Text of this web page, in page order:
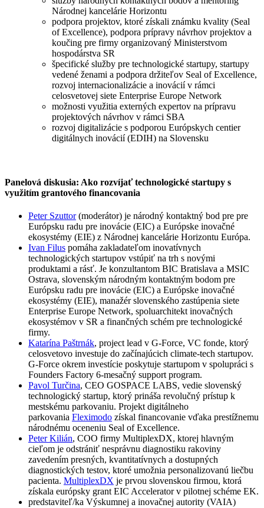
Národnej kancelárie Horizontu
podpora projektov, ktoré získali známku kvality (Seal
of Excellence), podpora prípravy návrhov projektov a
koučing pre firmy organizovaný Ministerstvom
hospodárstva SR
špecifické služby pre technologické startupy, startupy
vedené ženami a podpora držiteľov Seal of Excellence,
rozvoj internacionalizácie a inovácií v rámci
celosvetovej siete Enterprise Europe Network
možnosti využitia externých expertov na prípravu
projektových návrhov v rámci SBA
rozvoj digitalizácie s podporou Európskych centier
digitálnych inovácií (EDIH) na Slovensku
Panelová diskusia: Ako rozvíjať technologické startupy s
využitím grantového financovania
Peter Szuttor(moderátor) je národný kontaktný bod pre pre
Európsku radu pre inovácie (EIC) a Európske inovačné
ekosystémy (EIE) z Národnej kancelárie Horizontu Európa.
Ivan Filus pomáha zakladateľom inovatívnych
technologických startupov vstúpiť na trh s novými
produktami a rásť. Je konzultantom BIC Bratislava a MSIC
Ostrava, slovenským národným kontaktným bodom pre
Európsku radu pre inovácie (EIC) a Európske inovačné
ekosystémy (EIE), manažér slovenského zastúpenia siete
Enterprise Europe Network, spoluarchitekt inovačných
ekosystémov v SR a finančných schém pre technologické
firmy.
Katarína Paštrnák, project lead v G-Force, VC fonde, ktorý
celosvetovo investuje do začínajúcich climate-tech startupov.
G-Force okrem investície poskytuje startupom v spolupráci s
Founders Factory 6-mesačný support program.
Pavol Turčina, CEO GOSPACE LABS, vedie slovenský
technologický startup, ktorý prináša revolučný prístup k
mestskému parkovaniu. Projekt digitálneho
parkovania Fleximodo získal financovanie vďaka prestížnemu
národnému oceneniu Seal of Excellence.
Peter Kilián, COO firmy MultiplexDX, ktorej hlavným
cieľom je odstrániť nesprávnu diagnostiku rakoviny
zavedením presných, kvantitatívnych a dostupných
diagnostických testov, ktoré umožnia personalizovanú liečbu
pacienta. MultiplexDX je prvou slovenskou firmou, ktorá
získala európsky grant EIC Accelerator v pilotnej schéme EK.
predstaviteľ/ka Výskumnej a inovačnej autority (VAIA)